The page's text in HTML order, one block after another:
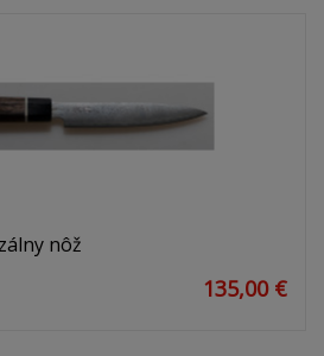
nôž
135,00 €